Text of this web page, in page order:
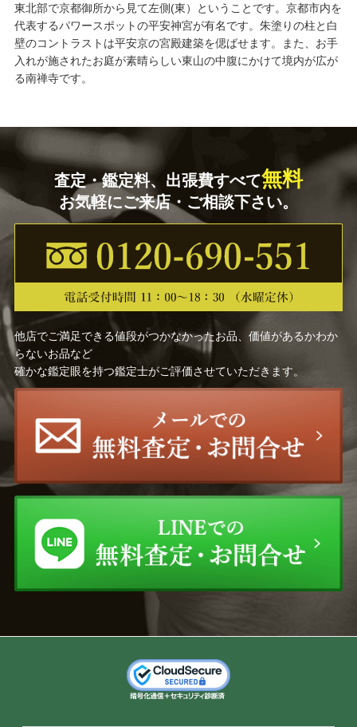
東北部で京都御所から見て左側(東）ということです。京都市内を
代表するパワースポットの平安神宮が有名です。朱塗りの柱と白
壁のコントラストは平安京の宮殿建築を偲ばせます。また、お手
入れが施されたお庭が素晴らしい東山の中腹にかけて境内が広が
る南禅寺です。
査定・鑑定料、出張費すべて無料
お気軽にご来店・ご相談下さい。
他店でご満足できる値段がつかなかったお品、価値があるかわか
らないお品など
確かな鑑定眼を持つ鑑定士がご評価させていただきます。